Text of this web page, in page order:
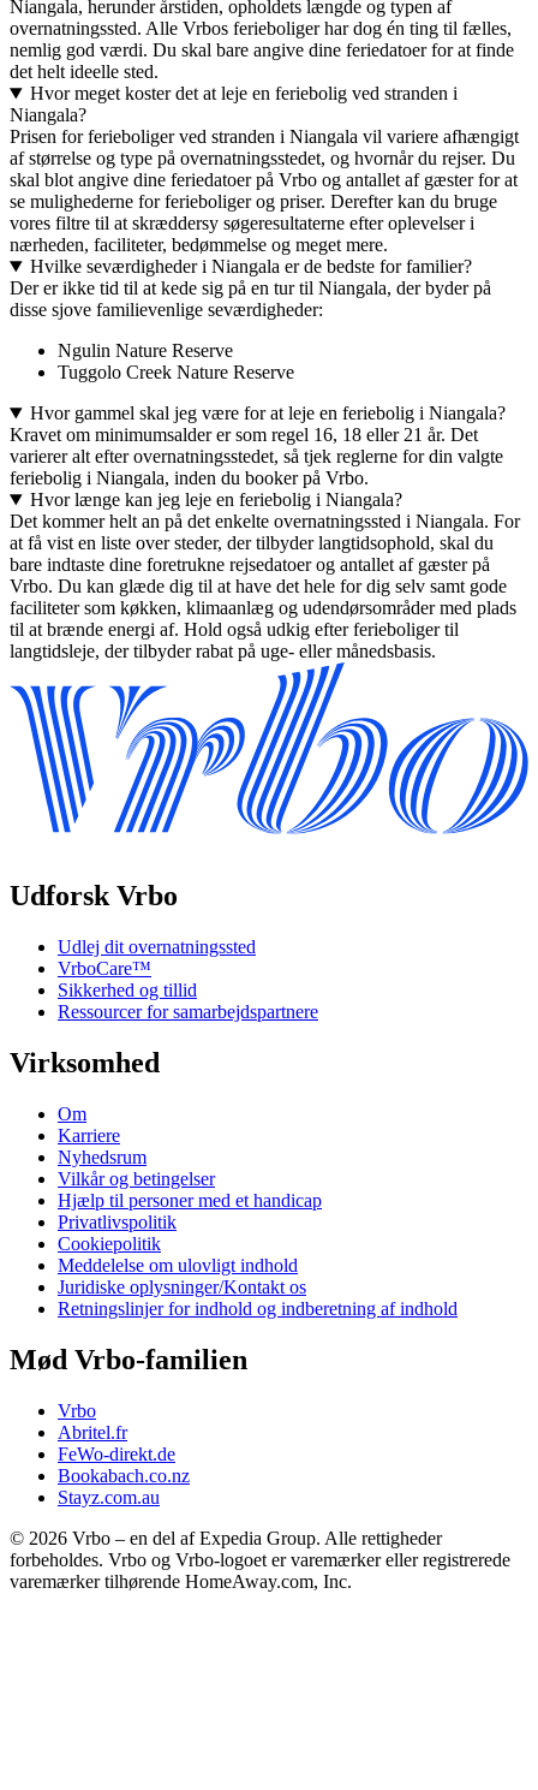
Niangala, herunder årstiden, opholdets længde og typen af
overnatningssted. Alle Vrbos ferieboliger har dog én ting til fælles,
nemlig god værdi. Du skal bare angive dine feriedatoer for at finde
det helt ideelle sted.
Hvor meget koster det at leje en feriebolig ved stranden i
Niangala?
Prisen for ferieboliger ved stranden i Niangala vil variere afhængigt
af størrelse og type på overnatningsstedet, og hvornår du rejser. Du
skal blot angive dine feriedatoer på Vrbo og antallet af gæster for at
se mulighederne for ferieboliger og priser. Derefter kan du bruge
vores filtre til at skræddersy søgeresultaterne efter oplevelser i
nærheden, faciliteter, bedømmelse og meget mere.
Hvilke seværdigheder i Niangala er de bedste for familier?
Der er ikke tid til at kede sig på en tur til Niangala, der byder på
disse sjove familievenlige seværdigheder:
Ngulin Nature Reserve
Tuggolo Creek Nature Reserve
Hvor gammel skal jeg være for at leje en feriebolig i Niangala?
Kravet om minimumsalder er som regel 16, 18 eller 21 år. Det
varierer alt efter overnatningsstedet, så tjek reglerne for din valgte
feriebolig i Niangala, inden du booker på Vrbo.
Hvor længe kan jeg leje en feriebolig i Niangala?
Det kommer helt an på det enkelte overnatningssted i Niangala. For
at få vist en liste over steder, der tilbyder langtidsophold, skal du
bare indtaste dine foretrukne rejsedatoer og antallet af gæster på
Vrbo. Du kan glæde dig til at have det hele for dig selv samt gode
faciliteter som køkken, klimaanlæg og udendørsområder med plads
til at brænde energi af. Hold også udkig efter ferieboliger til
langtidsleje, der tilbyder rabat på uge- eller månedsbasis.
Udforsk Vrbo
Udlej dit overnatningssted
VrboCare™
Sikkerhed og tillid
Ressourcer for samarbejdspartnere
Virksomhed
Om
Karriere
Nyhedsrum
Vilkår og betingelser
Hjælp til personer med et handicap
Privatlivspolitik
Cookiepolitik
Meddelelse om ulovligt indhold
Juridiske oplysninger/Kontakt os
Retningslinjer for indhold og indberetning af indhold
Mød Vrbo-familien
Vrbo
Abritel.fr
FeWo-direkt.de
Bookabach.co.nz
Stayz.com.au
© 2026 Vrbo – en del af Expedia Group. Alle rettigheder
forbeholdes. Vrbo og Vrbo-logoet er varemærker eller registrerede
varemærker tilhørende HomeAway.com, Inc.